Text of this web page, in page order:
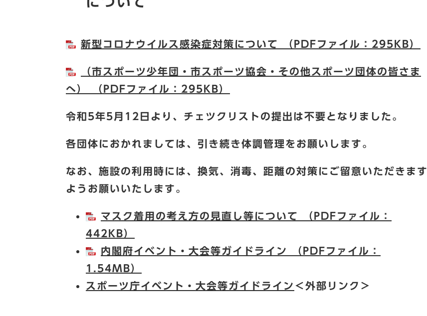
新型コロナウイルス感染症対策について （PDFファイル：295KB）
（市スポーツ少年団・市スポーツ協会・その他スポーツ団体の皆さま
へ） （PDFファイル：295KB）
令和5年5月12日より、チェツクリストの提出は不要となりました。
各団体におかれましては、引き続き体調管理をお願いします。
なお、施設の利用時には、換気、消毒、距離の対策にご留意いただきます
ようお願いいたします。
マスク着用の考え方の見直し等について （PDFファイル：
442KB）
内閣府イベント・大会等ガイドライン （PDFファイル：
1.54MB）
スポーツ庁イベント・大会等ガイドライン ＜外部リンク＞